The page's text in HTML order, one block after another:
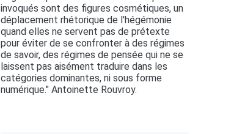
invoqués sont des figures cosmétiques, un
déplacement rhétorique de l'hégémonie
quand elles ne servent pas de prétexte
pour éviter de se confronter à des régimes
de savoir, des régimes de pensée qui ne se
laissent pas aisément traduire dans les
catégories dominantes, ni sous forme
numérique." Antoinette Rouvroy.